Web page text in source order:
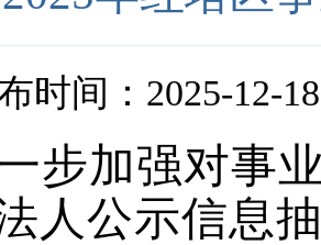
时间：2025-12-
步加强对事
人公示信息